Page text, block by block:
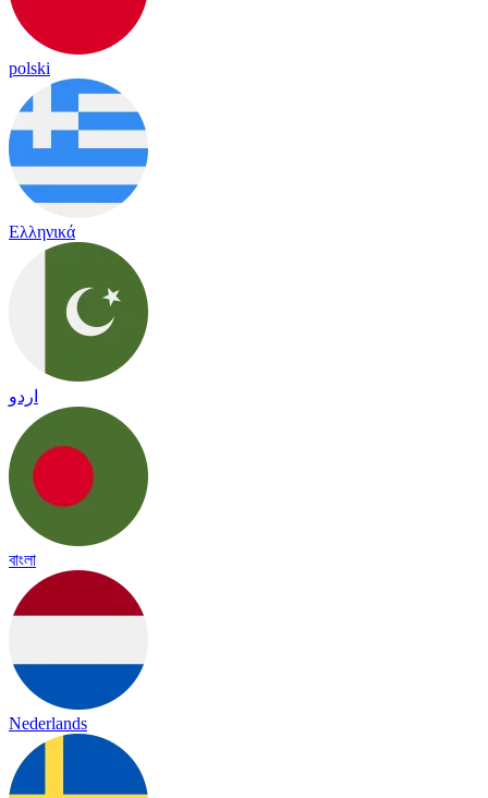
polski
Ελληνικά
اردو
বাংলা
Nederlands